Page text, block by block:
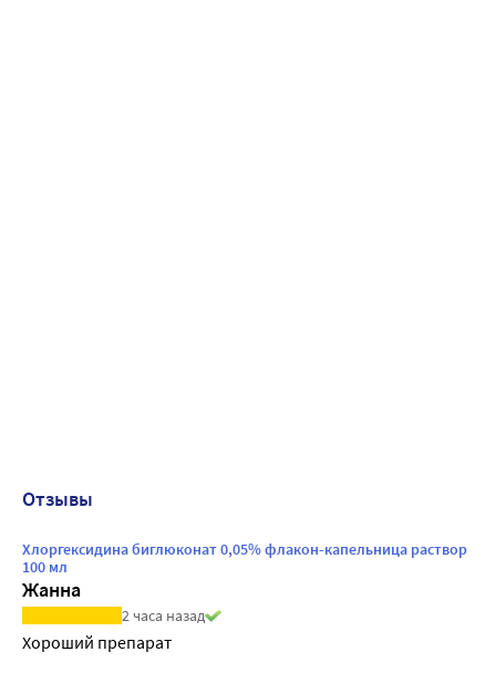
Отзывы
Хлоргексидина биглюконат 0,05% флакон-капельница раствор
100 мл
Жанна
2 часа назад
Хороший препарат